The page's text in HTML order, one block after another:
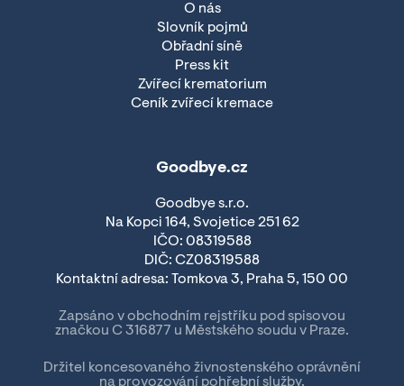
O nás
Slovník pojmů
Obřadní síně
Press kit
Zvířecí krematorium
Ceník zvířecí kremace
Goodbye.cz
Goodbye s.r.o.
Na Kopci 164, Svojetice 251 62
IČO: 08319588
DIČ: CZ08319588
Kontaktní adresa: Tomkova 3, Praha 5, 150 00
Zapsáno v obchodním rejstříku pod spisovou
značkou C 316877 u Městského soudu v Praze.
Držitel koncesovaného živnostenského oprávnění
na provozování pohřební služby.